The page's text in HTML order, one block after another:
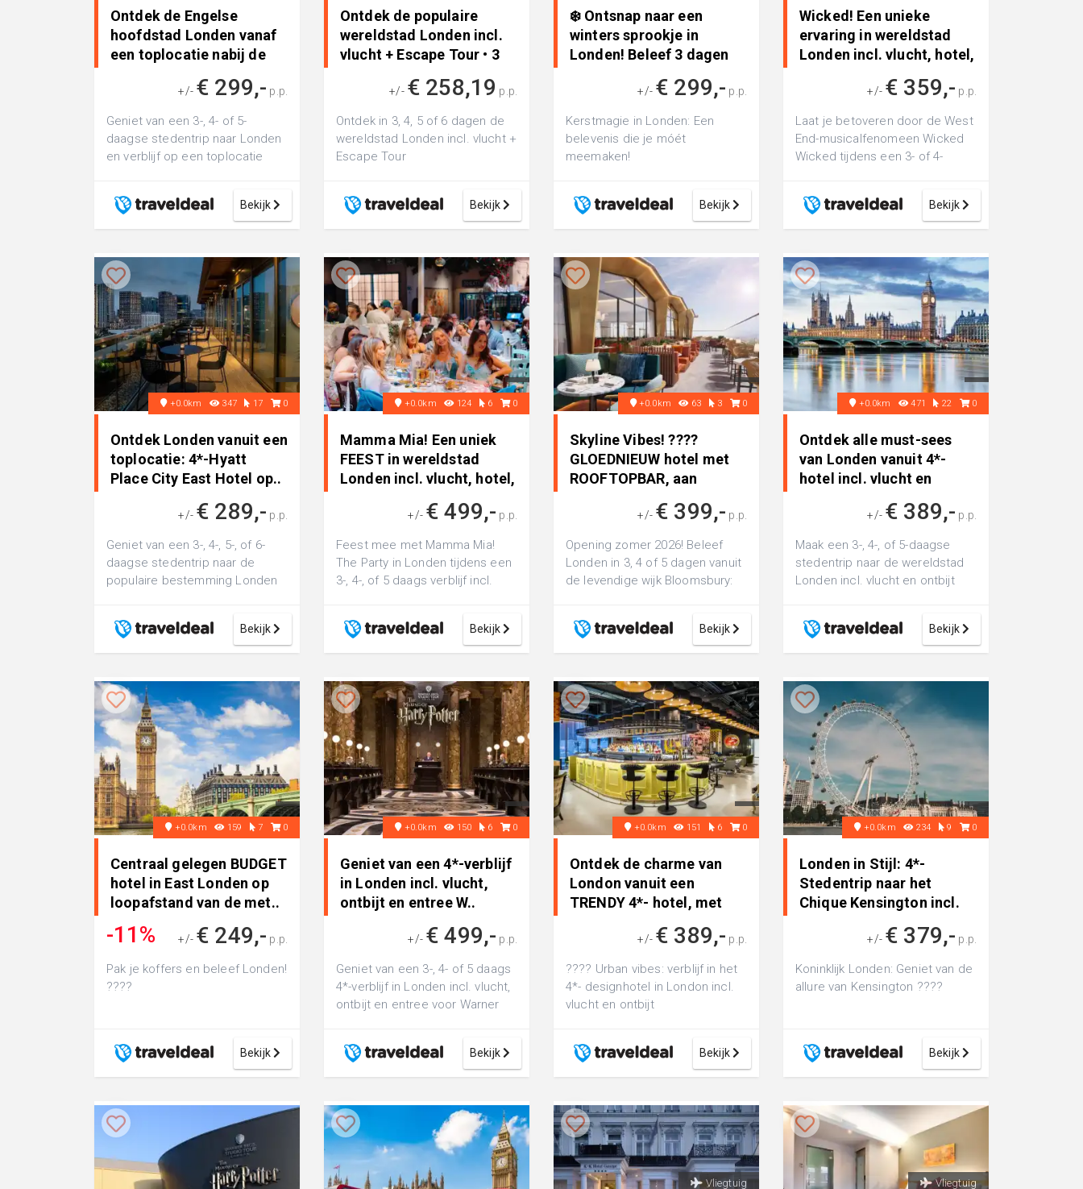
Ontdek de Engelse
hoofdstad Londen vanaf
een toplocatie nabij de
+/- € 299,- p.p.
Geniet van een 3-, 4- of 5-
daagse stedentrip naar Londen
en verblijf op een toplocatie
Bekijk
Ontdek de populaire
wereldstad Londen incl.
vlucht + Escape Tour • 3
Koninkrijk
+/- € 258,19 p.p.
Ontdek in 3, 4, 5 of 6 dagen de
wereldstad Londen incl. vlucht +
Escape Tour
Bekijk
❄️ Ontsnap naar een
winters sprookje in
Londen! Beleef 3 dagen
+/- € 299,- p.p.
Kerstmagie in Londen: Een
belevenis die je móét
meemaken!
Bekijk
Wicked! Een unieke
ervaring in wereldstad
Londen incl. vlucht, hotel,
+/- € 359,- p.p.
Laat je betoveren door de West
End-musicalfenomeen Wicked
Wicked tijdens een 3- of 4-
Bekijk
+0.0km 347 17 0
Ontdek Londen vanuit een
toplocatie: 4*-Hyatt
Place City East Hotel op..
+/- € 289,- p.p.
Geniet van een 3-, 4-, 5-, of 6-
daagse stedentrip naar de
populaire bestemming Londen
Bekijk
+0.0km 124 6 0
Mamma Mia! Een uniek
FEEST in wereldstad
Londen incl. vlucht, hotel,
+/- € 499,- p.p.
Feest mee met Mamma Mia!
The Party in Londen tijdens een
3-, 4-, of 5 daags verblijf incl.
Bekijk
+0.0km 63 3 0
Skyline Vibes! ????
GLOEDNIEUW hotel met
ROOFTOPBAR, aan
+/- € 399,- p.p.
Opening zomer 2026! Beleef
Londen in 3, 4 of 5 dagen vanuit
de levendige wijk Bloomsbury:
Bekijk
+0.0km 471 22 0
Ontdek alle must-sees
van Londen vanuit 4*-
hotel incl. vlucht en
+/- € 389,- p.p.
Maak een 3-, 4-, of 5-daagse
stedentrip naar de wereldstad
Londen incl. vlucht en ontbijt
Bekijk
+0.0km 159 7 0
Centraal gelegen BUDGET
hotel in East Londen op
loopafstand van de met..
-11% +/- € 249,- p.p.
Pak je koffers en beleef Londen!
????
Bekijk
+0.0km 150 6 0
Geniet van een 4*-verblijf
in Londen incl. vlucht,
ontbijt en entree W..
+/- € 499,- p.p.
Geniet van een 3-, 4- of 5 daags
4*-verblijf in Londen incl. vlucht,
ontbijt en entree voor Warner
Bekijk
+0.0km 151 6 0
Ontdek de charme van
London vanuit een
TRENDY 4*- hotel, met
+/- € 389,- p.p.
???? Urban vibes: verblijf in het
4*- designhotel in London incl.
vlucht en ontbijt
Bekijk
+0.0km 234 9 0
Londen in Stijl: 4*-
Stedentrip naar het
Chique Kensington incl.
+/- € 379,- p.p.
Koninklijk Londen: Geniet van de
allure van Kensington ????
Bekijk
Vliegtuig Vliegtuig